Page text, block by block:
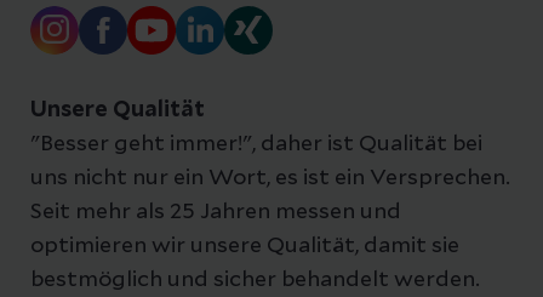
Unsere Qualität
"Besser geht immer!", daher ist Qualität bei
uns nicht nur ein Wort, es ist ein Versprechen.
Seit mehr als 25 Jahren messen und
optimieren wir unsere Qualität, damit sie
bestmöglich und sicher behandelt werden.